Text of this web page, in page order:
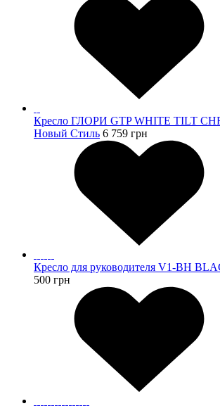
Кресло ГЛОРИ GTP WHITE TILT
Новый Стиль 6 759 грн
Кресло для руководителя V1-BH
500 грн